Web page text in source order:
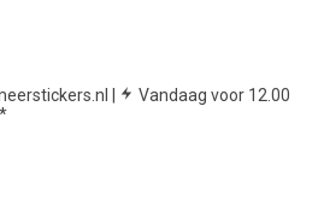
|
Vandaag voor 12.00